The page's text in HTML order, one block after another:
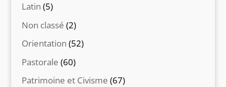
Latin (5)
Non classé (2)
Orientation (52)
Pastorale (60)
Patrimoine et Civisme (67)